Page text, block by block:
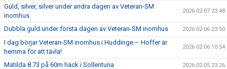
Guld, silver, silver under andra dagen av Veteran-SM
inomhus
2026-02-07 23:48
Dubbla guld under första dagen av Veteran-SM inomhus 2026-02-06 23:50
I dag börjar Veteran-SM inomhus i Huddinge – Hoffer är
hemma för att tävla!
2026-02-06 10:54
Matilda 8.73 på 60m häck i Sollentuna 2026-02-05 23:26